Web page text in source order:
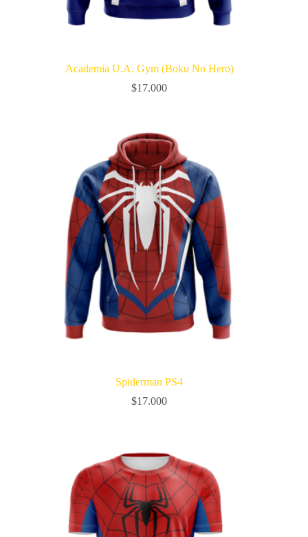
Academia U.A. Gym (Boku No Hero)
$17.000
Spiderman PS4
$17.000